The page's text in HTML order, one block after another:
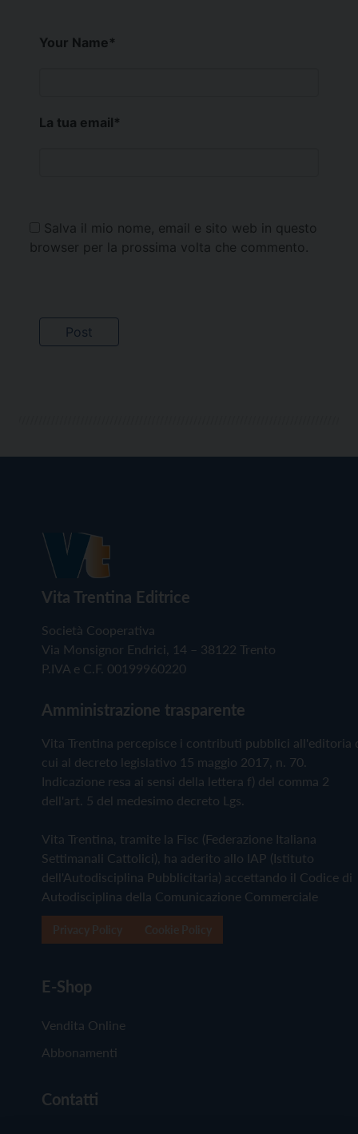
Your Name*
La tua email*
Salva il mio nome, email e sito web in questo
browser per la prossima volta che commento.
Vita Trentina Editrice
Società Cooperativa
Via Monsignor Endrici, 14 – 38122 Trento
P.IVA e C.F. 00199960220
Amministrazione trasparente
Vita Trentina percepisce i contributi pubblici all'editoria
cui al decreto legislativo 15 maggio 2017, n. 70.
Indicazione resa ai sensi della lettera f) del comma 2
dell'art. 5 del medesimo decreto Lgs.
Vita Trentina, tramite la Fisc (Federazione Italiana
Settimanali Cattolici), ha aderito allo IAP (Istituto
dell'Autodisciplina Pubblicitaria) accettando il Codice di
Autodisciplina della Comunicazione Commerciale
E-Shop
Vendita Online
Abbonamenti
Contatti